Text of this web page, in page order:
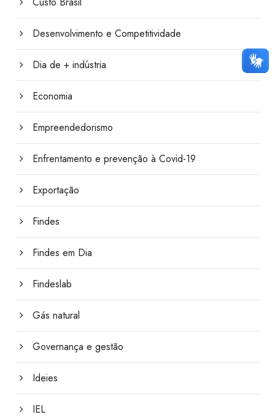
Desenvolvimento e Competitividade
Dia de + indústria
Economia
Empreendedorismo
Enfrentamento e prevenção à Covid-19
Exportação
Findes
Findes em Dia
Findeslab
Gás natural
Governança e gestão
Ideies
IEL